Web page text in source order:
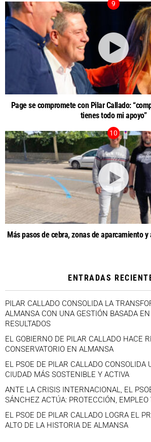
Page se compromete con Pilar Callado:
tienes todo mi apoyo”
Más pasos de cebra, zonas de aparcamiento
ENTRADAS
PILAR CALLADO CONSOLIDA LA
ALMANSA CON UNA GESTIÓN BASADA
RESULTADOS
EL GOBIERNO DE PILAR CALLADO HACE
CONSERVATORIO EN ALMANSA
EL PSOE DE PILAR CALLADO CONSOLIDA
CIUDAD MÁS SOSTENIBLE Y ACTIVA
ANTE LA CRISIS INTERNACIONAL, EL
SÁNCHEZ ACTÚA: PROTECCIÓN,
EL PSOE DE PILAR CALLADO LOGRA EL
ALTO DE LA HISTORIA DE ALMANSA